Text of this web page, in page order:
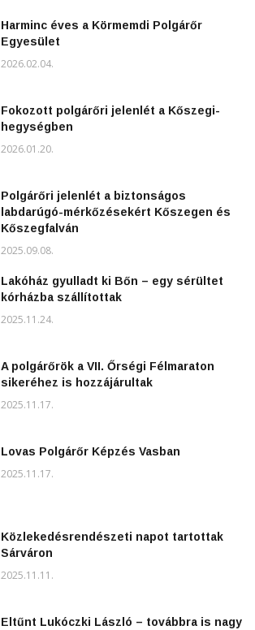
Harminc éves a Körmemdi Polgárőr
Egyesület
2026.02.04.
Fokozott polgárőri jelenlét a Kőszegi-
hegységben
2026.01.20.
Polgárőri jelenlét a biztonságos
labdarúgó-mérkőzésekért Kőszegen és
Kőszegfalván
2025.09.08.
Lakóház gyulladt ki Bőn – egy sérültet
kórházba szállítottak
2025.11.24.
A polgárőrök a VII. Őrségi Félmaraton
sikeréhez is hozzájárultak
2025.11.17.
Lovas Polgárőr Képzés Vasban
2025.11.17.
Közlekedésrendészeti napot tartottak
Sárváron
2025.11.11.
Eltűnt Lukóczki László – továbbra is nagy